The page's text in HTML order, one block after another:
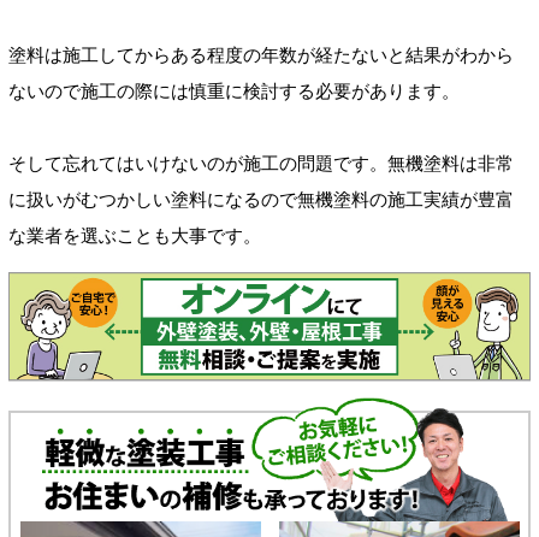
塗料は施工してからある程度の年数が経たないと結果がわから
ないので施工の際には慎重に検討する必要があります。
そして忘れてはいけないのが施工の問題です。無機塗料は非常
に扱いがむつかしい塗料になるので無機塗料の施工実績が豊富
な業者を選ぶことも大事です。